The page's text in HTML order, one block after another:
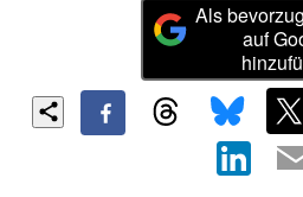
Als
auf